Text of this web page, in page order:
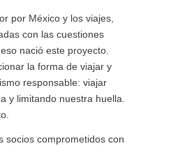
por México y los viajes,
con las cuestiones
nació este proyecto.
la forma de viajar y
responsable: viajar
y limitando nuestra huella.
socios comprometidos con